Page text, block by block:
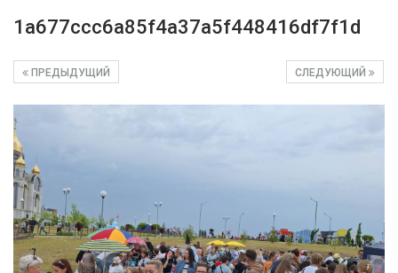
1a677ccc6a85f4a37a5f448416df7f1d
СЛЕДУЮЩИЙ
ПРЕДЫДУЩИЙ